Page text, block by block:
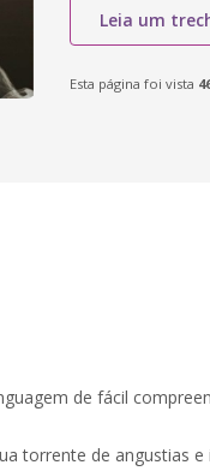
Leia um
Esta página foi vista
de fácil
torrente de angustias e